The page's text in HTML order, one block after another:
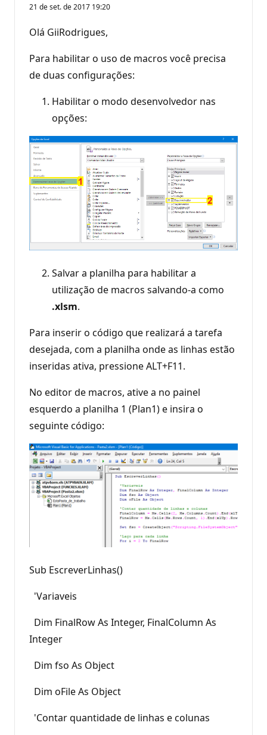
21 de set. de 2017 19:20
Olá GiiRodrigues,
Para habilitar o uso de macros você precisa
de duas configurações:
Habilitar o modo desenvolvedor nas
opções:
Salvar a planilha para habilitar a
utilização de macros salvando-a como
.xlsm.
Para inserir o código que realizará a tarefa
desejada, com a planilha onde as linhas estão
inseridas ativa, pressione ALT+F11.
No editor de macros, ative a no painel
esquerdo a planilha 1 (Plan1) e insira o
seguinte código:
Sub EscreverLinhas()
'Variaveis
Dim FinalRow As Integer, FinalColumn As
Integer
Dim fso As Object
Dim oFile As Object
'Contar quantidade de linhas e colunas